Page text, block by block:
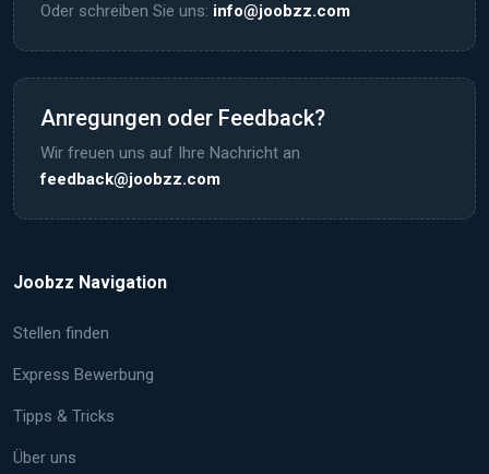
Oder schreiben Sie uns: info@joobzz.com
Anregungen oder Feedback?
Wir freuen uns auf Ihre Nachricht an
feedback@joobzz.com
Joobzz Navigation
Stellen finden
Express Bewerbung
Tipps & Tricks
Über uns